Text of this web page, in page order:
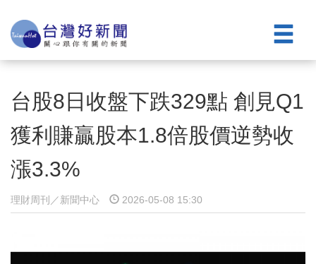
台股8日收盤下跌329點 創見Q1
獲利賺贏股本1.8倍股價逆勢收
漲3.3%
理財周刊／新聞中心 2026-05-08 15:30